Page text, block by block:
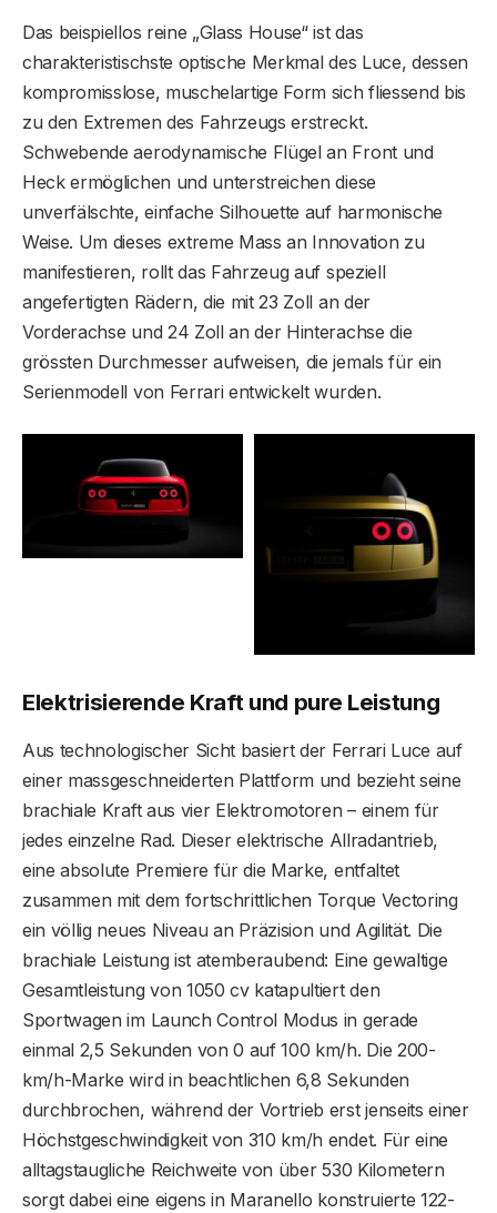
Das beispiellos reine „Glass House“ ist das
charakteristischste optische Merkmal des Luce, dessen
kompromisslose, muschelartige Form sich fliessend bis
zu den Extremen des Fahrzeugs erstreckt.
Schwebende aerodynamische Flügel an Front und
Heck ermöglichen und unterstreichen diese
unverfälschte, einfache Silhouette auf harmonische
Weise. Um dieses extreme Mass an Innovation zu
manifestieren, rollt das Fahrzeug auf speziell
angefertigten Rädern, die mit 23 Zoll an der
Vorderachse und 24 Zoll an der Hinterachse die
grössten Durchmesser aufweisen, die jemals für ein
Serienmodell von Ferrari entwickelt wurden.
Elektrisierende Kraft und pure Leistung
Aus technologischer Sicht basiert der Ferrari Luce auf
einer massgeschneiderten Plattform und bezieht seine
brachiale Kraft aus vier Elektromotoren – einem für
jedes einzelne Rad. Dieser elektrische Allradantrieb,
eine absolute Premiere für die Marke, entfaltet
zusammen mit dem fortschrittlichen Torque Vectoring
ein völlig neues Niveau an Präzision und Agilität. Die
brachiale Leistung ist atemberaubend: Eine gewaltige
Gesamtleistung von 1050 cv katapultiert den
Sportwagen im Launch Control Modus in gerade
einmal 2,5 Sekunden von 0 auf 100 km/h. Die 200-
km/h-Marke wird in beachtlichen 6,8 Sekunden
durchbrochen, während der Vortrieb erst jenseits einer
Höchstgeschwindigkeit von 310 km/h endet. Für eine
alltagstaugliche Reichweite von über 530 Kilometern
sorgt dabei eine eigens in Maranello konstruierte 122-